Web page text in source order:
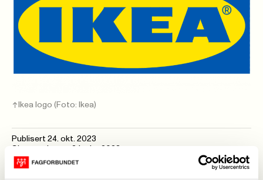
Ikea logo (Foto: Ikea)
Publisert 24. okt. 2023
Sist oppdatert: 24. okt. 2023
Bussturen går fra Kopervik kl. 15.20 eller Håvik kl.